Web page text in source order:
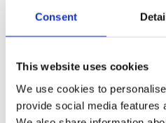
Consent
This website uses cookies
We use cookies to
provide social media features
Nem og ensartet
medarbejdere i ét og
samme system